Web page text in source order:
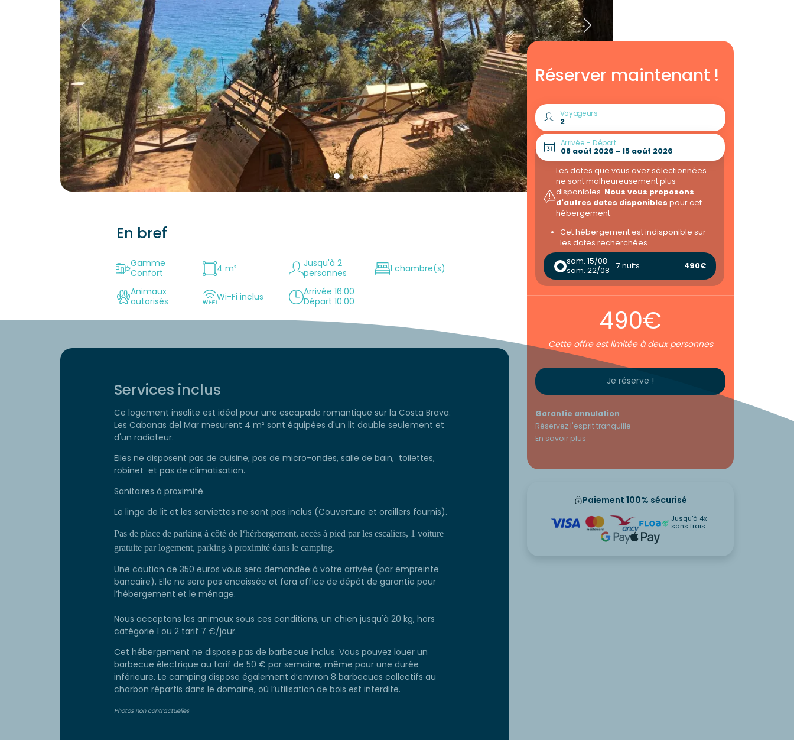
Réserver maintenant !
Voyageurs
Arrivée - Départ
Les dates que vous avez sélectionnées
ne sont malheureusement plus
disponibles. Nous vous proposons
d'autres dates disponibles pour cet
hébergement.
Cet hébergement est indisponible sur
les dates recherchées
sam. 15/08
sam. 22/08
7 nuits 490€
490€
Cette offre est limitée à deux personnes
Je réserve !
Garantie annulation
Réservez l'esprit tranquille
En savoir plus
Paiement 100% sécurisé
Jusqu’à 4x
sans frais
En bref
Gamme
Confort
4 m²
Jusqu'à 2
personnes
1 chambre(s)
Animaux
autorisés
Wi-Fi inclus
Arrivée 16:00
Départ 10:00
Services inclus
Ce logement insolite est idéal pour une escapade romantique sur la Costa Brava.
Les Cabanas del Mar mesurent 4 m² sont équipées d'un lit double seulement et
d'un radiateur.
Elles ne disposent pas de cuisine, pas de micro-ondes, salle de bain, toilettes,
robinet et pas de climatisation.
Sanitaires à proximité.
Le linge de lit et les serviettes ne sont pas inclus (Couverture et oreillers fournis).
Pas de place de parking à côté de l‘hérbergement, accès à pied par les escaliers, 1 voiture
gratuite par logement, parking à proximité dans le camping.
Une caution de 350 euros vous sera demandée à votre arrivée (par empreinte
bancaire). Elle ne sera pas encaissée et fera office de dépôt de garantie pour
l’hébergement et le ménage.
Nous acceptons les animaux sous ces conditions, un chien jusqu'à 20 kg, hors
catégorie 1 ou 2 tarif 7 €/jour.
Cet hébergement ne dispose pas de barbecue inclus. Vous pouvez louer un
barbecue électrique au tarif de 50 € par semaine, même pour une durée
inférieure. Le camping dispose également d’environ 8 barbecues collectifs au
charbon répartis dans le domaine, où l’utilisation de bois est interdite.
Photos non contractuelles